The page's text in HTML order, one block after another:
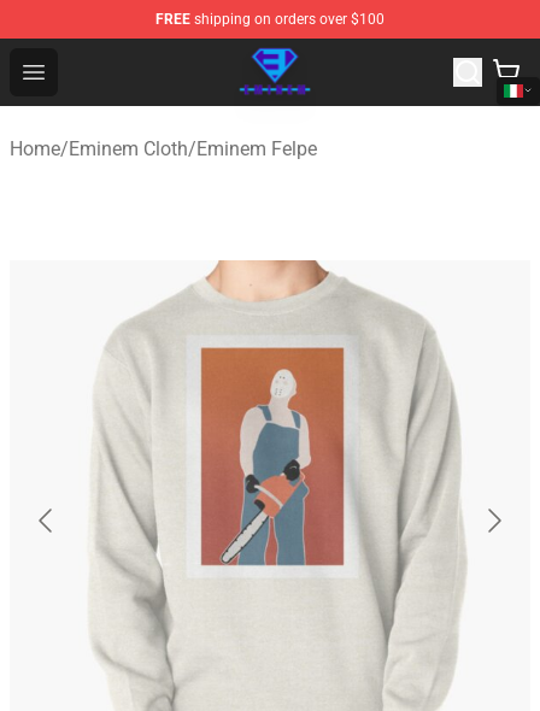
FREE shipping on orders over $100
Open menu
Eminem Store - Official Eminem Merchandise Shop
Home/Eminem Cloth/Eminem Felpe